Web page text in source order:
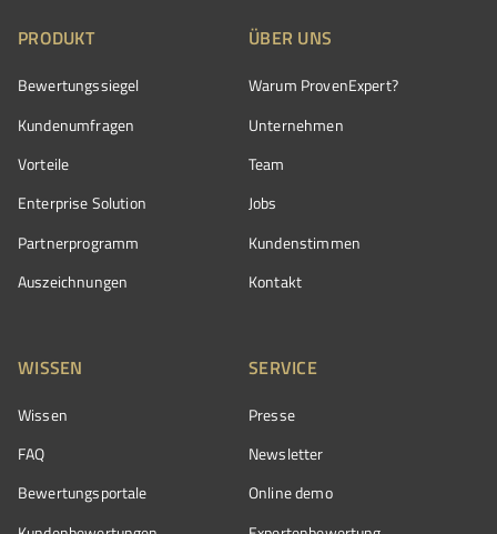
PRODUKT
Bewertungssiegel
Kundenumfragen
Vorteile
Enterprise Solution
Partnerprogramm
Auszeichnungen
ÜBER UNS
Warum ProvenExpert?
Unternehmen
Team
Jobs
Kundenstimmen
Kontakt
WISSEN
Wissen
FAQ
Bewertungsportale
SERVICE
Presse
Newsletter
Online demo